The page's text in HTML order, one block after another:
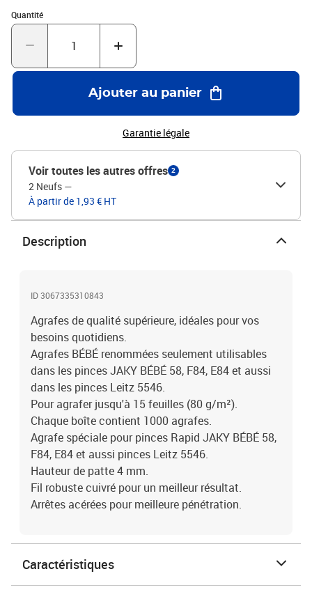
Quantité
Quantité : 1
Ajouter au panier
Garantie légale
Voir toutes les autres offres 2
2 Neufs —
À partir de 1,93 € HT
Description
ID 3067335310843
Agrafes de qualité supérieure, idéales pour vos
besoins quotidiens.
Agrafes BÉBÉ renommées seulement utilisables
dans les pinces JAKY BÉBÉ 58, F84, E84 et aussi
dans les pinces Leitz 5546.
Pour agrafer jusqu'à 15 feuilles (80 g/m²).
Chaque boîte contient 1000 agrafes.
Agrafe spéciale pour pinces Rapid JAKY BÉBÉ 58,
F84, E84 et aussi pinces Leitz 5546.
Hauteur de patte 4 mm.
Fil robuste cuivré pour un meilleur résultat.
Arrêtes acérées pour meilleure pénétration.
Caractéristiques